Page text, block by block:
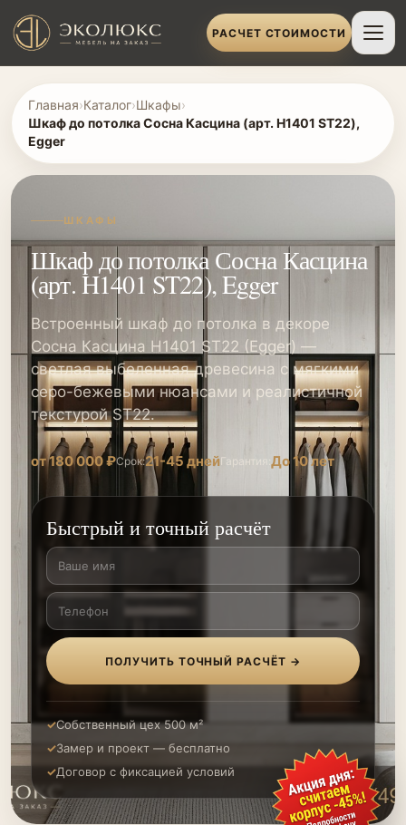
РАСЧЕТ СТОИМОСТИ
Главная›Каталог›Шкафы›
Шкаф до потолка Сосна Касцина (арт. H1401 ST22),
Egger
ШКАФЫ
Шкаф до потолка Сосна Касцина
(арт. H1401 ST22), Egger
Встроенный шкаф до потолка в декоре
Сосна Касцина H1401 ST22 (Egger) —
светлая выбеленная древесина с мягкими
серо-бежевыми нюансами и реалистичной
текстурой ST22.
от 180 000 ₽Срок:21-45 днейГарантия:До 10 лет
Быстрый и точный расчёт
ПОЛУЧИТЬ ТОЧНЫЙ РАСЧЁТ →
Собственный цех 500 м²
Замер и проект — бесплатно
Договор с фиксацией условий